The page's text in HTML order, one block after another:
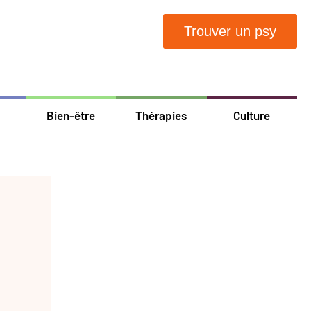
Trouver un psy
Bien-être Thérapies Culture